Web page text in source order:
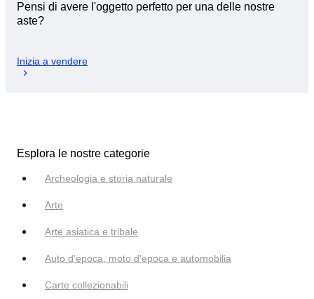
Pensi di avere l'oggetto perfetto per una delle nostre
aste?
Inizia a vendere
Esplora le nostre categorie
Archeologia e storia naturale
Arte
Arte asiatica e tribale
Auto d’epoca, moto d’epoca e automobilia
Carte collezionabili